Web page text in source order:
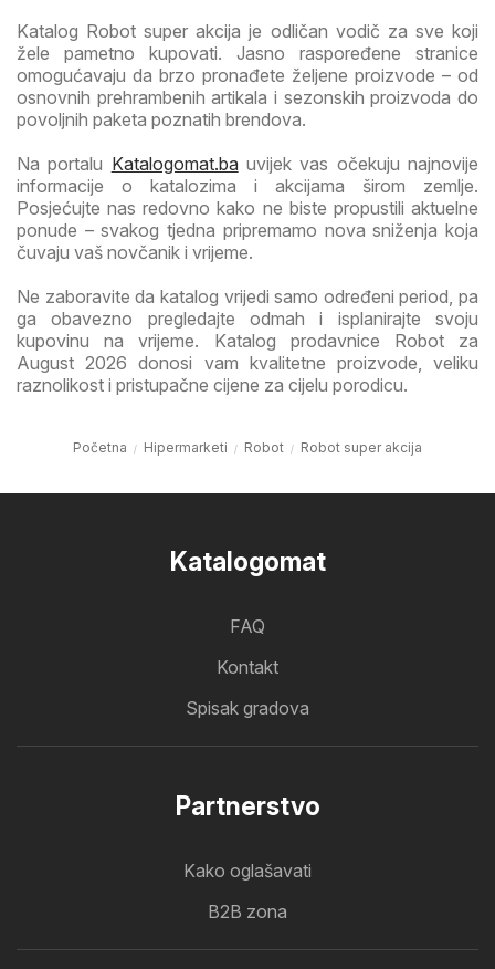
Katalog Robot super akcija je odličan vodič za sve koji
žele pametno kupovati. Jasno raspoređene stranice
omogućavaju da brzo pronađete željene proizvode – od
osnovnih prehrambenih artikala i sezonskih proizvoda do
povoljnih paketa poznatih brendova.
Na portalu Katalogomat.bauvijek vas očekuju najnovije
informacije o katalozima i akcijama širom zemlje.
Posjećujte nas redovno kako ne biste propustili aktuelne
ponude – svakog tjedna pripremamo nova sniženja koja
čuvaju vaš novčanik i vrijeme.
Ne zaboravite da katalog vrijedi samo određeni period, pa
ga obavezno pregledajte odmah i isplanirajte svoju
kupovinu na vrijeme. Katalog prodavnice Robot za
August 2026 donosi vam kvalitetne proizvode, veliku
raznolikost i pristupačne cijene za cijelu porodicu.
Početna Hipermarketi Robot Robot super akcija
Katalogomat
FAQ
Kontakt
Spisak gradova
Partnerstvo
Kako oglašavati
B2B zona